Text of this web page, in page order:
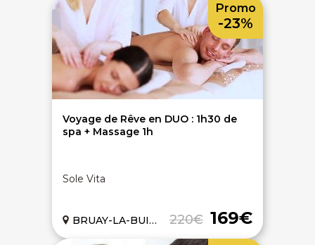
Voyage de Rêve en DUO : 1h30 de
spa + Massage 1h
Sole Vita
220€ 169€
BRUAY-LA-BUISSIERE (62)
Promo
-23%